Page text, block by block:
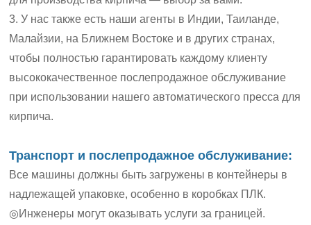
3. У нас также есть наши агенты в Индии, Таиланде,
Малайзии, на Ближнем Востоке и в других странах,
чтобы полностью гарантировать каждому клиенту
высококачественное послепродажное обслуживание
при использовании нашего автоматического пресса для
кирпича.
Транспорт и послепродажное обслуживание:
Все машины должны быть загружены в контейнеры в
надлежащей упаковке, особенно в коробках ПЛК.
◎Инженеры могут оказывать услуги за границей.